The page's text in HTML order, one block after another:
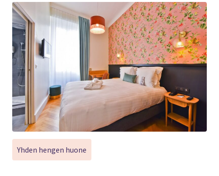
Yhden hengen huone